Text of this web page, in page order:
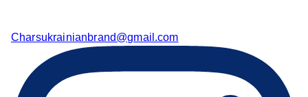
Charsukrainianbrand@gmail.com